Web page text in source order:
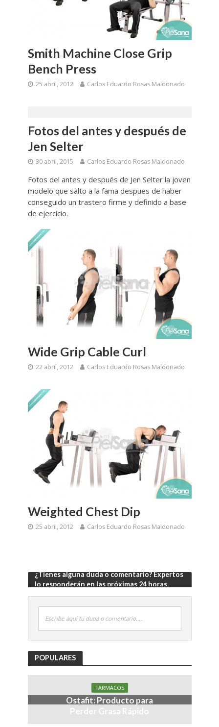
Smith Machine Close Grip
Bench Press
25 abril, 2012 Carlos Eduardo Rosas Maldonado
Fotos del antes y después de
Jen Selter
30 abril, 2015 Carlos Eduardo Rosas Maldonado
Fotos del antes y después de Jen Selter la joven
modelo que salto a la fama despues de haber
conseguido un trastero firme y definido a base
de ejercicio.
Wide Grip Cable Curl
22 abril, 2012 Carlos Eduardo Rosas Maldonado
Weighted Chest Dip
25 abril, 2012 Carlos Eduardo Rosas Maldonado
¿Tienes alguna duda o comentario? Expertos
lo responderán en las próximas 24 horas.
Escribe aquí tu duda o comentario....
POPULARES
FARMACOS
Ostafit: Producto para
Perder Grasa Rápido